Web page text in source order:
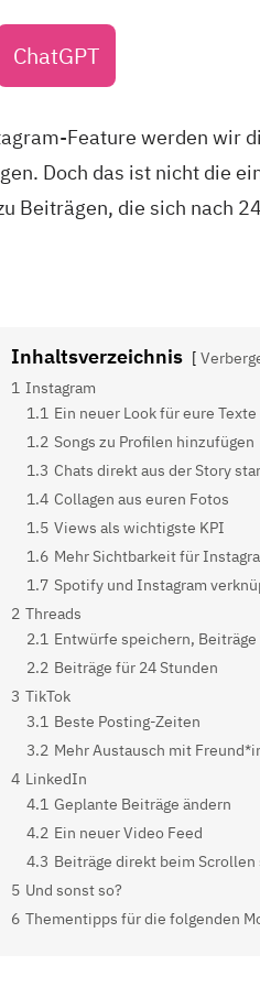
ChatGPT
Feature werden wir
Doch das ist nicht die
Beiträgen, die sich nach
Inhaltsverzeichnis
1 Instagram
1.1 Ein neuer Look für eure Texte
1.2 Songs zu Profilen hinzufügen
1.3 Chats direkt aus der Story
1.4 Collagen aus euren Fotos
1.5 Views als wichtigste KPI
1.6 Mehr Sichtbarkeit für
1.7 Spotify und Instagram
2 Threads
2.1 Entwürfe speichern,
2.2 Beiträge für 24 Stunden
3 TikTok
3.1 Beste Posting-Zeiten
3.2 Mehr Austausch mit
4 LinkedIn
4.1 Geplante Beiträge ändern
4.2 Ein neuer Video Feed
4.3 Beiträge direkt beim Scrollen
5 Und sonst so?
6 Thementipps für die folgenden